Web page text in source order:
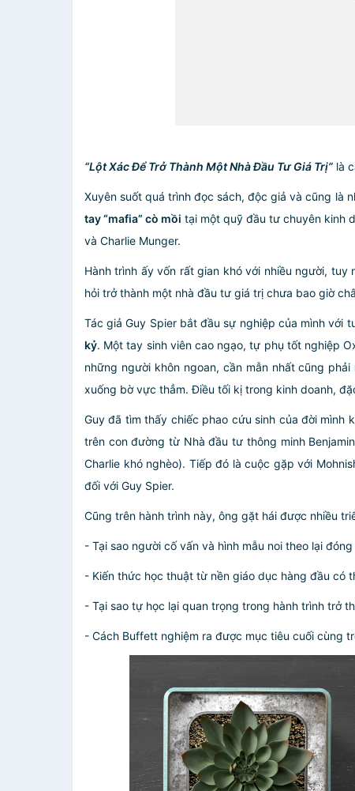
“Lột Xác Để Trở Thành Một Nhà Đầu Tư Giá Trị” là
Xuyên suốt quá trình đọc sách, độc giả và cũng là
tay “mafia” cò mồi tại một quỹ đầu tư chuyên kinh
và Charlie Munger.
Hành trình ấy vốn rất gian khó với nhiều người,
hỏi trở thành một nhà đầu tư giá trị chưa bao giờ
Tác giả Guy Spier bắt đầu sự nghiệp của mình với
kỷ. Một tay sinh viên cao ngạo, tự phụ tốt nghiệp
những người khôn ngoan, cần mẫn nhất cũng
xuống bờ vực thẳm. Điều tối kị trong kinh doanh,
Guy đã tìm thấy chiếc phao cứu sinh của đời mình
trên con đường từ Nhà đầu tư thông minh
Charlie khó nghèo). Tiếp đó là cuộc gặp với
đối với Guy Spier.
Cũng trên hành trình này, ông gặt hái được nhiều
- Tại sao người cố vấn và hình mẫu noi theo lại
- Kiến thức học thuật từ nền giáo dục hàng đầu có
- Tại sao tự học lại quan trọng trong hành trình trở
- Cách Buffett nghiệm ra được mục tiêu cuối cùng